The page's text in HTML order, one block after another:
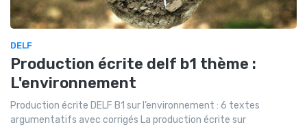
DELF
Production écrite delf b1 thème :
L'environnement
Production écrite DELF B1 sur l’environnement : 6 textes
argumentatifs avec corrigés La production écrite sur